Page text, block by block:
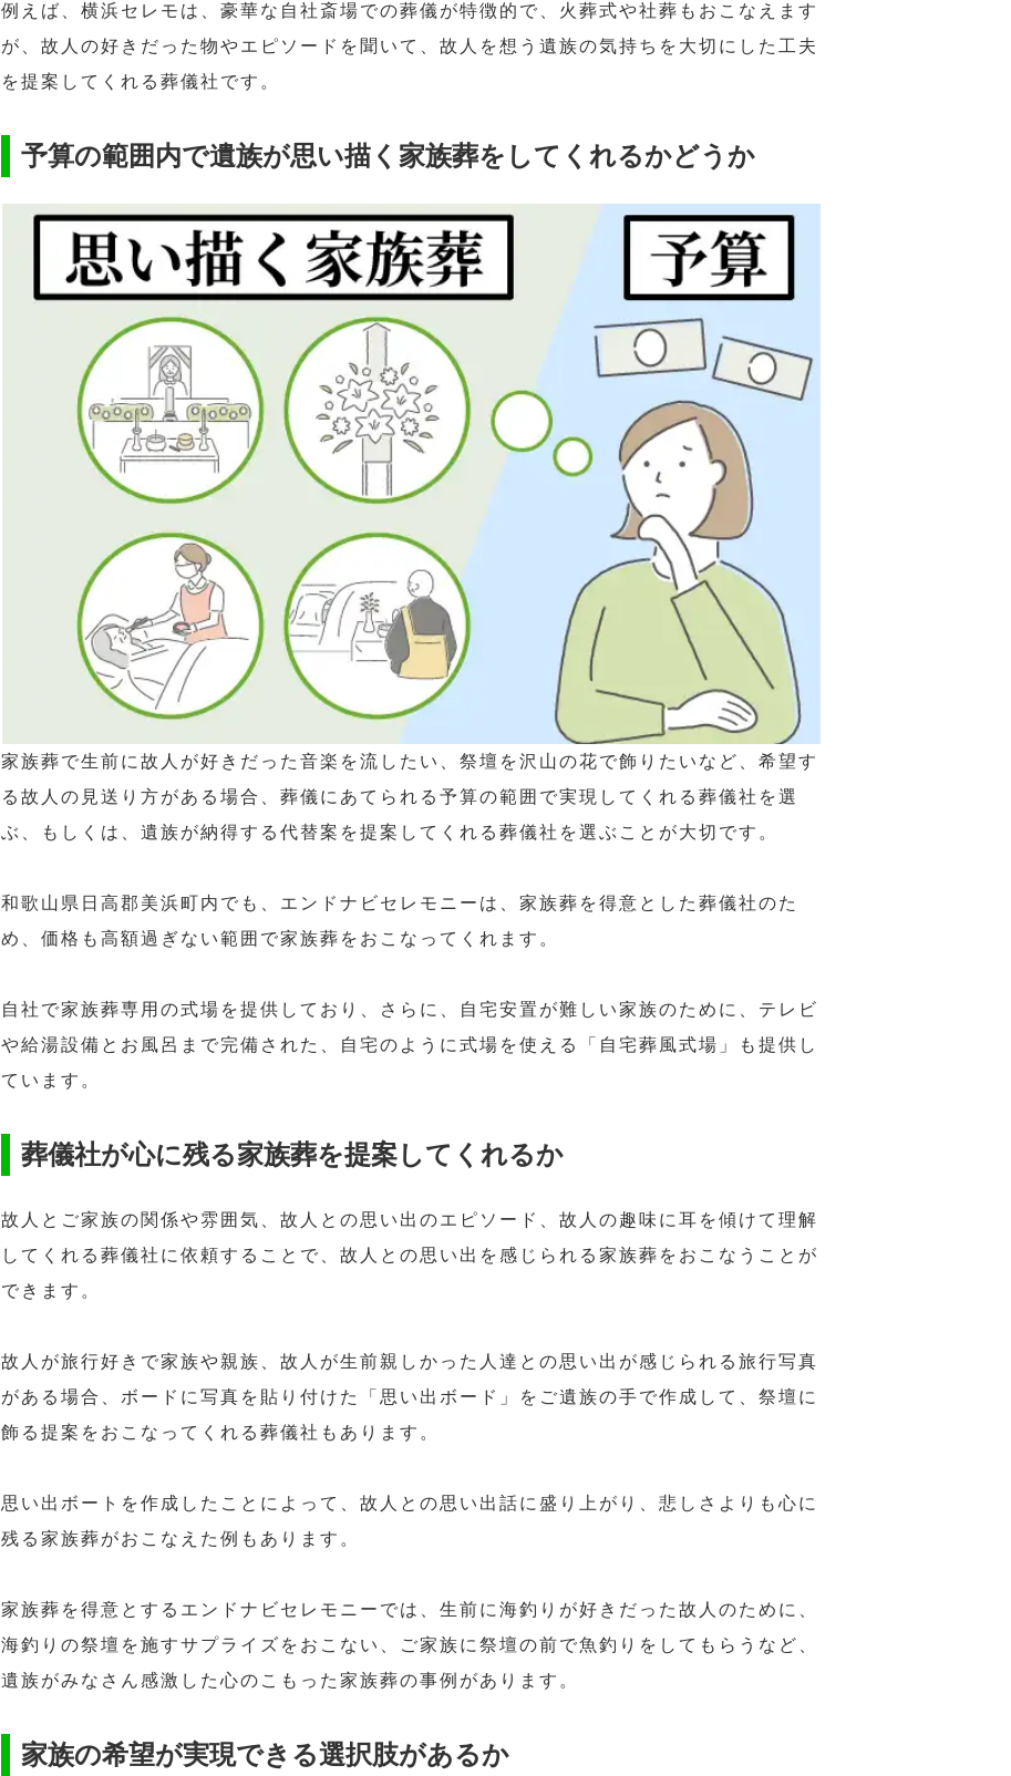
例えば、横浜セレモは、豪華な自社斎場での葬儀が特徴的で、火葬式や社葬もおこなえます
が、故人の好きだった物やエピソードを聞いて、故人を想う遺族の気持ちを大切にした工夫
を提案してくれる葬儀社です。
予算の範囲内で遺族が思い描く家族葬をしてくれるかどうか
家族葬で生前に故人が好きだった音楽を流したい、祭壇を沢山の花で飾りたいなど、希望す
る故人の見送り方がある場合、葬儀にあてられる予算の範囲で実現してくれる葬儀社を選
ぶ、もしくは、遺族が納得する代替案を提案してくれる葬儀社を選ぶことが大切です。
和歌山県日高郡美浜町内でも、エンドナビセレモニーは、家族葬を得意とした葬儀社のた
め、価格も高額過ぎない範囲で家族葬をおこなってくれます。
自社で家族葬専用の式場を提供しており、さらに、自宅安置が難しい家族のために、テレビ
や給湯設備とお風呂まで完備された、自宅のように式場を使える「自宅葬風式場」も提供し
ています。
葬儀社が心に残る家族葬を提案してくれるか
故人とご家族の関係や雰囲気、故人との思い出のエピソード、故人の趣味に耳を傾けて理解
してくれる葬儀社に依頼することで、故人との思い出を感じられる家族葬をおこなうことが
できます。
故人が旅行好きで家族や親族、故人が生前親しかった人達との思い出が感じられる旅行写真
がある場合、ボードに写真を貼り付けた「思い出ボード」をご遺族の手で作成して、祭壇に
飾る提案をおこなってくれる葬儀社もあります。
思い出ボートを作成したことによって、故人との思い出話に盛り上がり、悲しさよりも心に
残る家族葬がおこなえた例もあります。
家族葬を得意とするエンドナビセレモニーでは、生前に海釣りが好きだった故人のために、
海釣りの祭壇を施すサプライズをおこない、ご家族に祭壇の前で魚釣りをしてもらうなど、
遺族がみなさん感激した心のこもった家族葬の事例があります。
家族の希望が実現できる選択肢があるか